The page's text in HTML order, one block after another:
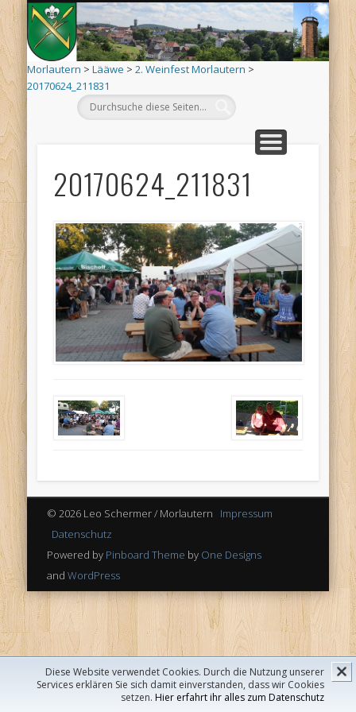
Diese Website verwendet Cookies. Durch die Nutzung unserer
Services erklären Sie sich damit einverstanden, dass wir Cookies
setzen. Hier erfahrt ihr alles zum Datenschutz
Morlautern > Lääwe > 2. Weinfest Morlautern >
20170624_211831
DEHÄM
AKTUELLES
TERMINE
ORTSINFO
SCHÄÄ
LÄÄWE
KIRCHEN
VEREINE
ARCHIV
LINKS
20170624_211831
© 2026 Leo Schermer / Morlautern Impressum
Datenschutz
Powered by Pinboard Theme by One Designs
and WordPress